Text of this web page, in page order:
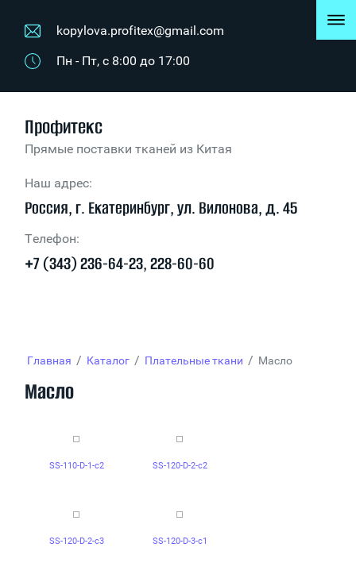
kopylova.profitex@gmail.com
Пн - Пт, с 8:00 до 17:00
Профитекс
Прямые поставки тканей из Китая
Наш адрес:
Россия, г. Екатеринбург, ул. Вилонова, д. 45
Телефон:
+7 (343) 236-64-23, 228-60-60
Главная / Каталог / Плательные ткани / Масло
Масло
SS-110-D-1-c2 SS-120-D-2-c2
SS-120-D-2-c3 SS-120-D-3-c1